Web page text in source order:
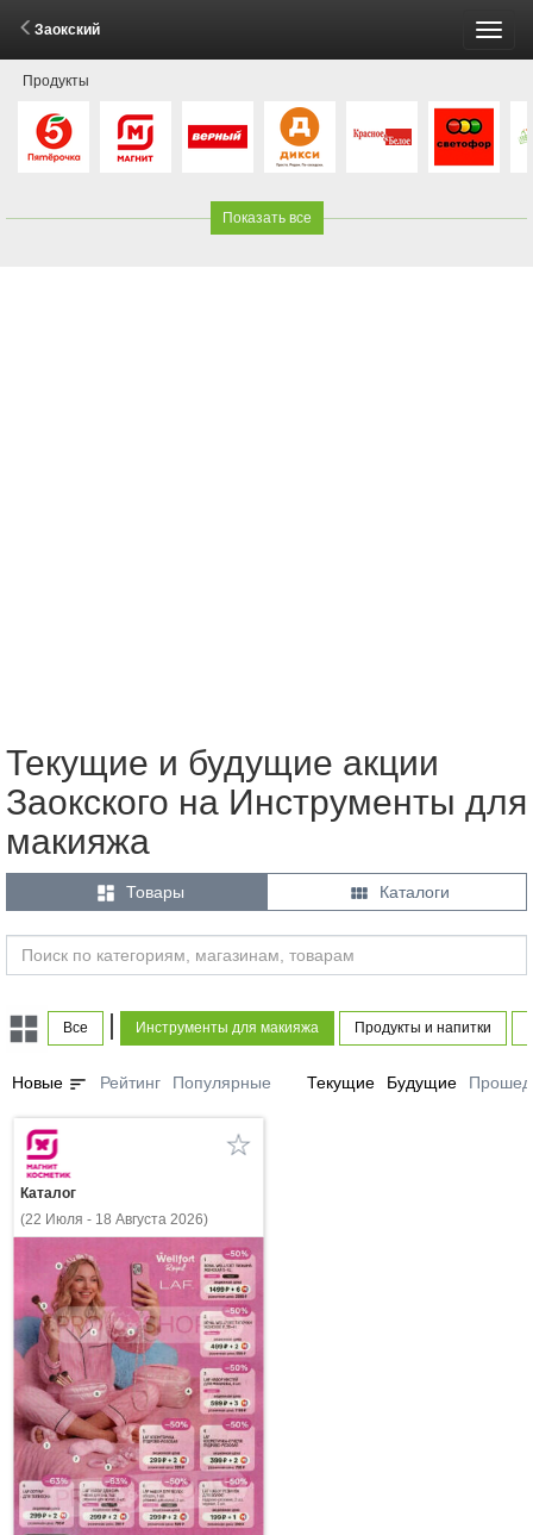
Заокский
Продукты
Показать все
Текущие и будущие акции
Заокского на Инструменты для
макияжа
 Товары  Каталоги
Все Инструменты для макияжа Продукты и напитки
Новые sort Рейтинг Популярные Текущие Будущие
Каталог
(22 Июля - 18 Августа 2026)